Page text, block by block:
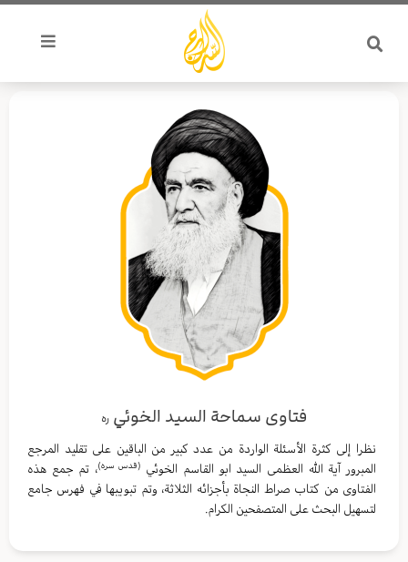
تخطي
المحتوى
فتاوى سماحة السيد الخوئي ره
نظرا إلى كثرة الأسئلة الواردة من عدد كبير من الباقين على تقليد المرجع
المبرور آية الله العظمى السيد ابو القاسم الخوئي (قدس سره)، تم جمع هذه
الفتاوى من كتاب صراط النجاة بأجزائه الثلاثة، وتم تبويبها في فهرس جامع
لتسهيل البحث على المتصفحين الكرام.